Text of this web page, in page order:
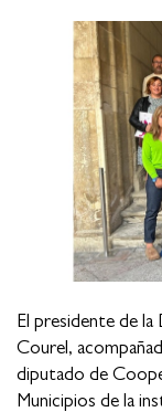
Ampliar imagen
El presidente de
Courel,
diputado de
Municipios de la